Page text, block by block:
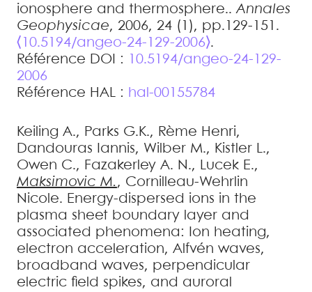
ionosphere and thermosphere..Annales
Geophysicae, 2006, 24 (1), pp.129-151.
⟨10.5194/angeo-24-129-2006⟩.
Référence DOI :
10.5194/angeo-24-129-
2006
Référence HAL : hal-00155784
Keiling A., Parks G.K., Rème Henri,
Dandouras
Iannis, Wilber M., Kistler L.,
Owen C., Fazakerley A. N., Lucek E.,
Maksimovic M., Cornilleau-Wehrlin
Nicole. Energy-dispersed ions in the
plasma sheet boundary layer and
associated phenomena: Ion heating,
electron acceleration, Alfvén waves,
broadband waves, perpendicular
electric field spikes, and auroral